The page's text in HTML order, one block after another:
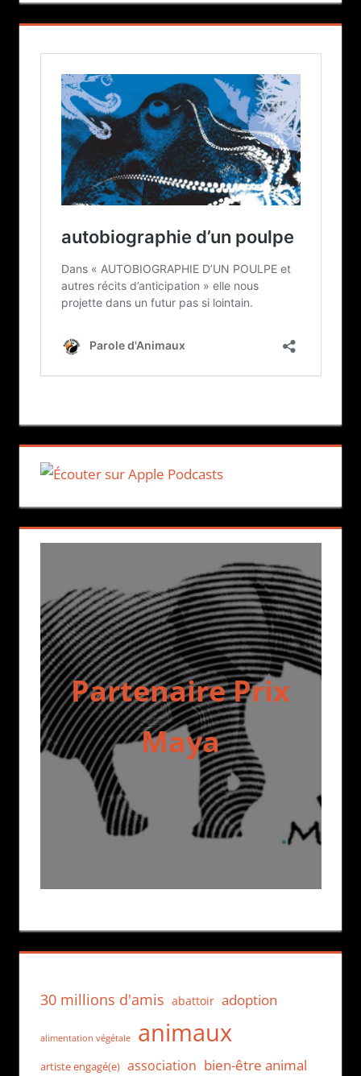
Partenaire Prix
Maya
30 millions d'amis abattoir adoption
alimentation végétale animaux
artiste engagé(e) association bien-être animal